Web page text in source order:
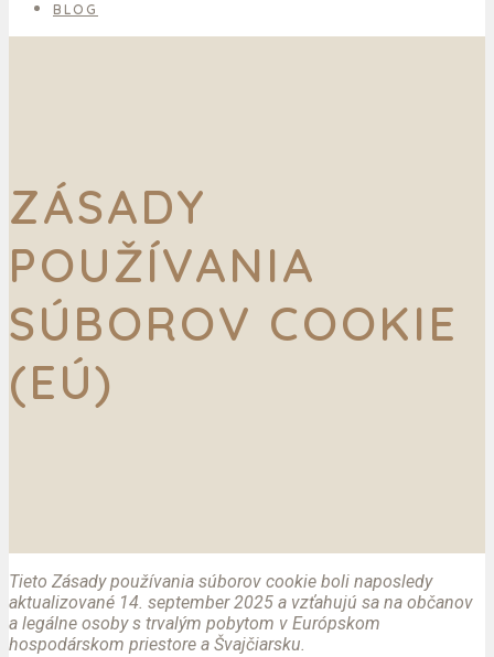
BLOG
ZÁSADY
POUŽÍVANIA
SÚBOROV COOKIE
(EÚ)
Tieto Zásady používania súborov cookie boli naposledy
aktualizované 14. september 2025 a vzťahujú sa na občanov
a legálne osoby s trvalým pobytom v Európskom
hospodárskom priestore a Švajčiarsku.